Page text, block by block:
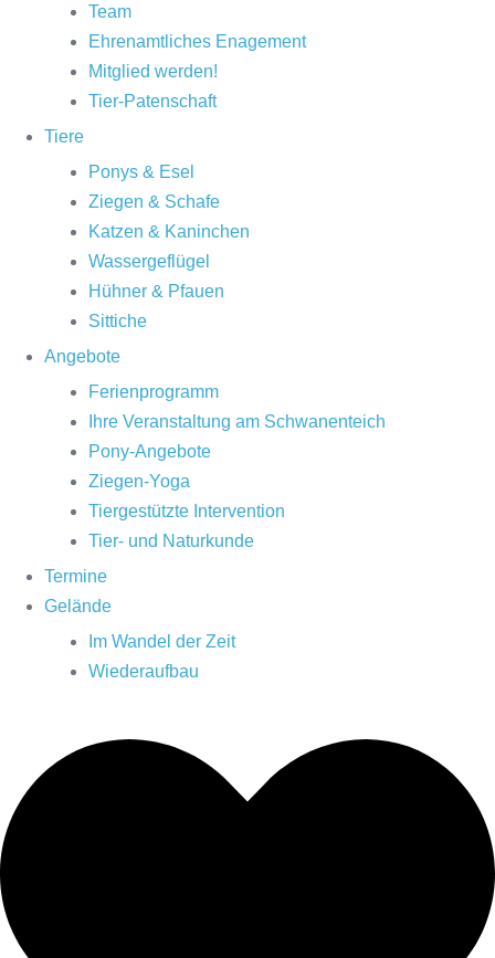
Team
Ehrenamtliches Enagement
Mitglied werden!
Tier-Patenschaft
Tiere
Ponys & Esel
Ziegen & Schafe
Katzen & Kaninchen
Wassergeflügel
Hühner & Pfauen
Sittiche
Angebote
Ferienprogramm
Ihre Veranstaltung am Schwanenteich
Pony-Angebote
Ziegen-Yoga
Tiergestützte Intervention
Tier- und Naturkunde
Termine
Gelände
Im Wandel der Zeit
Wiederaufbau